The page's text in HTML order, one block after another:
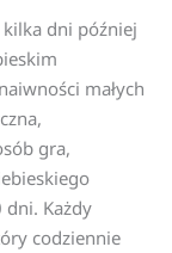
kilka dni później
małych
gra,
dni. Każdy
codziennie